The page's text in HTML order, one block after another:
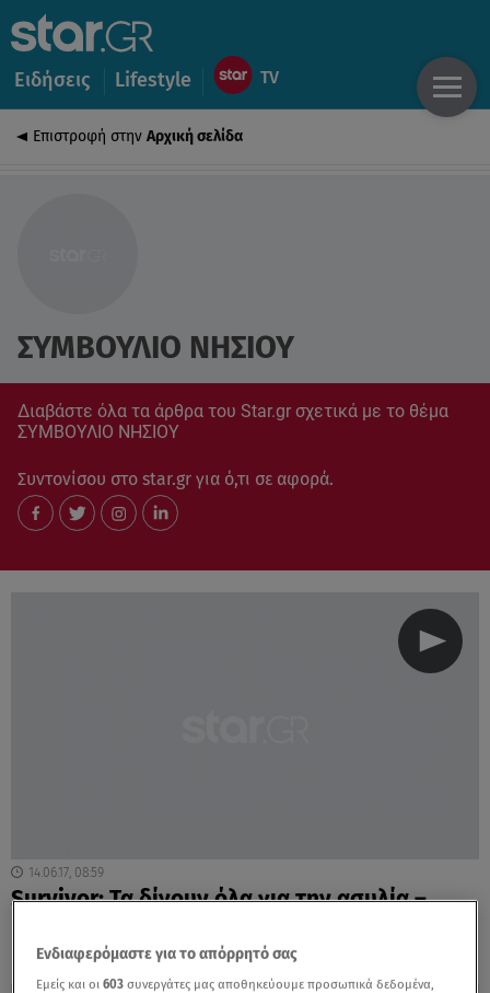
Ειδήσεις Lifestyle
Επιστροφή στην Αρχική σελίδα
ΣΥΜΒΟΥΛΙΟ ΝΗΣΙΟΥ
Διαβάστε όλα τα άρθρα του Star.gr σχετικά με το θέμα
ΣΥΜΒΟΥΛΙΟ ΝΗΣΙΟΥ
Συντονίσου στο star.gr για ό,τι σε αφορά.
14.06.17, 08:59
Survivor: Τα δίνουν όλα για την ασυλία –
Ενδιαφερόμαστε για το απόρρητό σας
Εμείς και οι603 συνεργάτες μας αποθηκεύουμε προσωπικά δεδομένα,